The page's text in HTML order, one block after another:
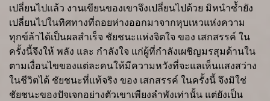
เปลี่ยนไปแล้ว งานเขียนของเขาจึงเปลี่ยนไปด้วย มิหนำซ้ำยัง
เปลี่ยนไปในทิศทางที่ถอยห่างออกมาจากหุบเหวแห่งความ
ทุกข์ล้าได้เป็นผลสำเร็จ ชัยชนะแห่งจิตใจ ของ เสกสรรค์ ใน
ครั้งนี้จึงให้ พลัง และ กำลังใจ แก่ผู้ที่กำลังเผชิญมรสุมด้านใน
ตามเงื่อนไขของแต่ละคนให้มีความหวังที่จะแลเห็นแสงสว่าง
ในชีวิตได้ ชัยชนะที่แท้จริง ของ เสกสรรค์ ในครั้งนี้ จึงมิใช่
ชัยชนะของปัจเจกอย่างตัวเขาเพียงลำพังเท่านั้น แต่ยังเป็น